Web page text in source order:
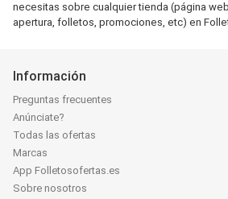
necesitas sobre cualquier tienda (página
apertura, folletos, promociones, etc) en
Información
Preguntas frecuentes
Anúnciate?
Todas las ofertas
Marcas
App Folletosofertas.es
Sobre nosotros